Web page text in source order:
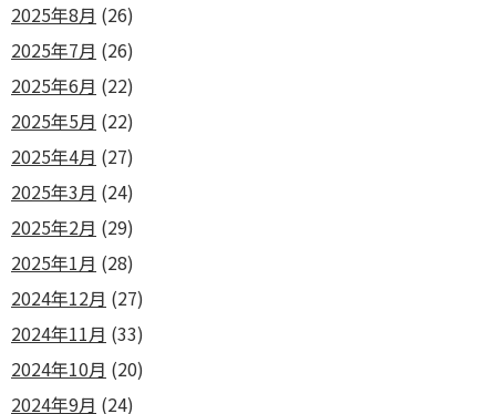
2025年8月 (26)
2025年7月 (26)
2025年6月 (22)
2025年5月 (22)
2025年4月 (27)
2025年3月 (24)
2025年2月 (29)
2025年1月 (28)
2024年12月 (27)
2024年11月 (33)
2024年10月 (20)
2024年9月 (24)